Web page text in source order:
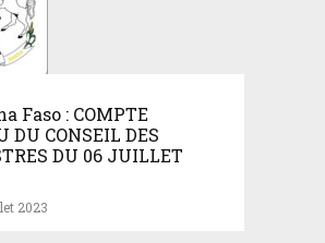
Faso : COMPTE
DU CONSEIL DES
DU 06 JUILLET
2023